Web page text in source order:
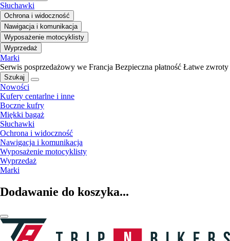
Słuchawki
Ochrona i widoczność
Nawigacja i komunikacja
Wyposażenie motocyklisty
Wyprzedaż
Marki
Serwis posprzedażowy we Francja Bezpieczna płatność Łatwe zwroty
Szukaj
Nowości
Kufery centarlne i inne
Boczne kufry
Miękki bagaż
Słuchawki
Ochrona i widoczność
Nawigacja i komunikacja
Wyposażenie motocyklisty
Wyprzedaż
Marki
Dodawanie do koszyka...